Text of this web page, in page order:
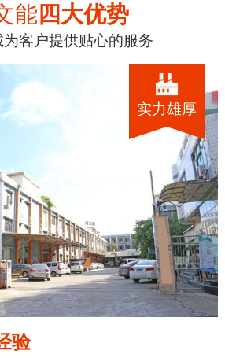
能四大优势
客户提供贴心的服务
实力雄厚
验